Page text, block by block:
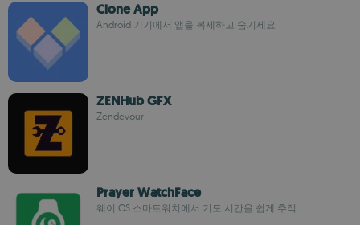
Clone App
Android 기기에서 앱을 복제하고 숨기세요
ZENHub GFX
Zendevour
Prayer WatchFace
웨이 OS 스마트워치에서 기도 시간을 쉽게 추적